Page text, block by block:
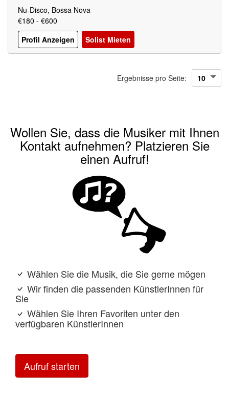
Nu-Disco, Bossa Nova
€180 - €600
Profil Anzeigen
Solist Mieten
Ergebnisse pro Seite:
Wollen Sie, dass die Musiker mit Ihnen
Kontakt aufnehmen? Platzieren Sie
einen Aufruf!
Wählen Sie die Musik, die Sie gerne mögen
Wir finden die passenden KünstlerInnen für
Sie
Wählen Sie Ihren Favoriten unter den
verfügbaren KünstlerInnen
Aufruf starten